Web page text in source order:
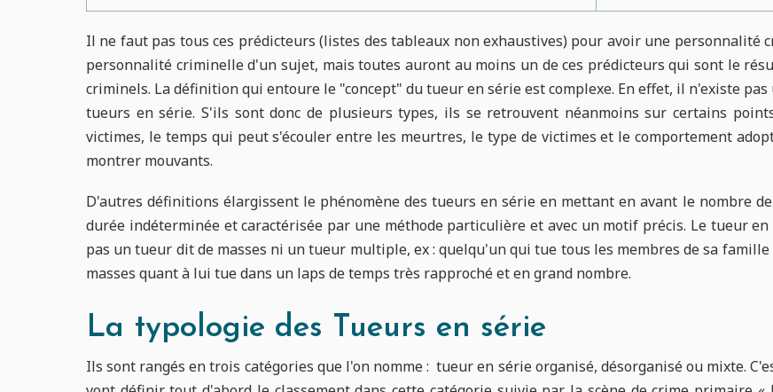
Il ne faut pas tous ces prédicteurs (listes des tableaux non exhaustives) pour avoir une personnalité
personnalité criminelle d'un sujet, mais toutes auront au moins un de ces prédicteurs qui sont le
criminels. La définition qui entoure le "concept" du tueur en série est complexe. En effet, il n'existe
tueurs en série. S'ils sont donc de plusieurs types, ils se retrouvent néanmoins sur certains
victimes, le temps qui peut s'écouler entre les meurtres, le type de victimes et le comportement
montrer mouvants.
D'autres définitions élargissent le phénomène des tueurs en série en mettant en avant le nombre
durée indéterminée et caractérisée par une méthode particulière et avec un motif précis. Le tueur
pas un tueur dit de masses ni un tueur multiple, ex : quelqu'un qui tue tous les membres de sa
masses quant à lui tue dans un laps de temps très rapproché et en grand nombre.
La typologie des Tueurs en série
Ils sont rangés en trois catégories que l'on nomme : tueur en série organisé, désorganisé ou mixte.